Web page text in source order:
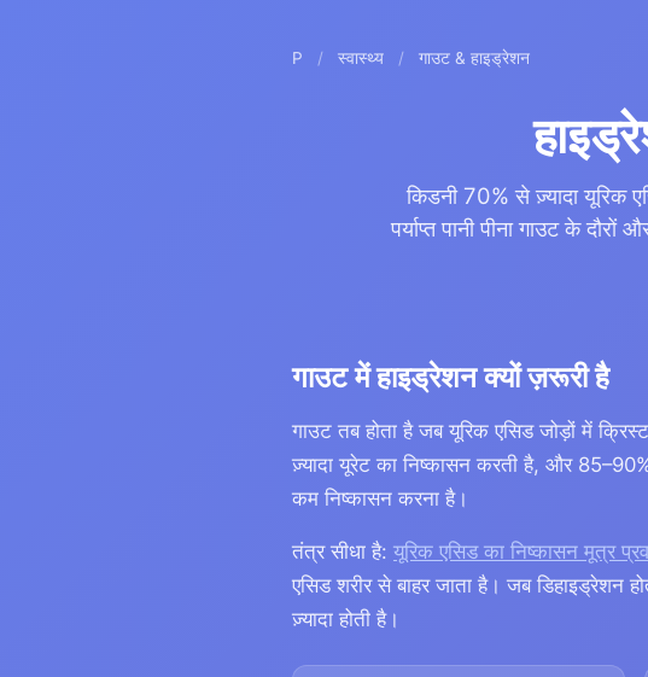
P / स्वास्थ्य / गाउट & हाइड्रेशन
किडनी 70% से ज़्यादा यूरिक
पर्याप्त पानी पीना गाउट के
गाउट में हाइड्रेशन क्यों ज़रूरी है
गाउट तब होता है जब यूरिक एसिड जोड़ों में
ज़्यादा यूरेट का निष्कासन करती है, और
कम निष्कासन करना है।
तंत्र सीधा है: यूरिक एसिड का निष्कासन मूत्र
एसिड शरीर से बाहर जाता है। जब डिहाइड्रेशन
ज़्यादा होती है।